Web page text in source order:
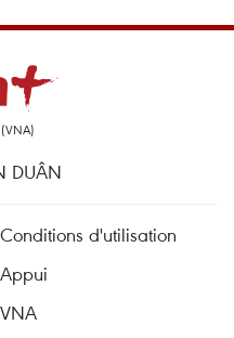
DUÂN
Conditions d'utilisation
Appui
VNA